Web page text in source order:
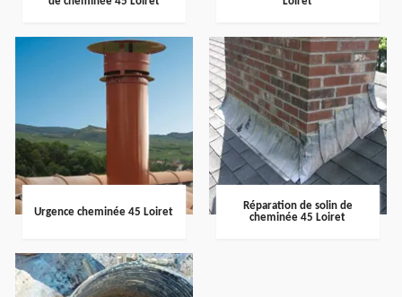
Urgence cheminée 45 Loiret
Réparation de solin de
cheminée 45 Loiret